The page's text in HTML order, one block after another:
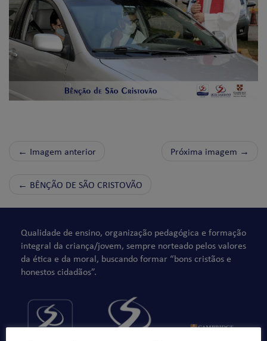
← Imagem anterior Próxima imagem →
← BÊNÇÃO DE SÃO CRISTOVÃO
Qualidade de ensino, organização pedagógica e formação
integral da criança/jovem, sempre norteado pelos valores
da ética e da moral, buscando formar “bons cristãos e
honestos cidadãos”.